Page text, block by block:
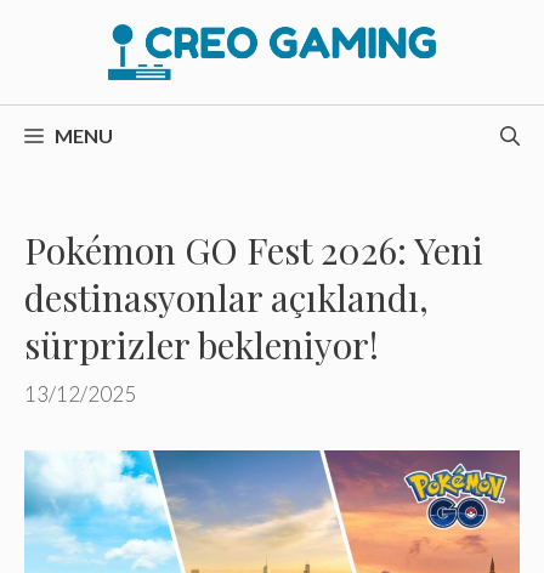
MENU
Pokémon GO Fest 2026: Yeni
destinasyonlar açıklandı,
sürprizler bekleniyor!
13/12/2025